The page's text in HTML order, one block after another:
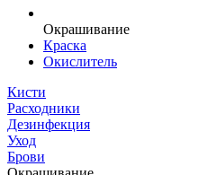
Окрашивание
Краска
Окислитель
Кисти
Расходники
Дезинфекция
Уход
Брови